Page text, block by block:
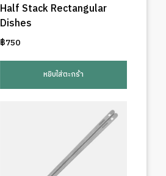
Half Stack Rectangular
Dishes
฿750
หยิบใส่ตะกร้า